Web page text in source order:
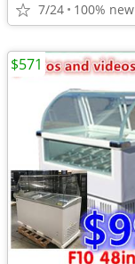
7/24 100% new
$571